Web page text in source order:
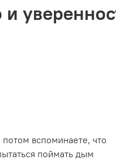
вспоминаете, что
поймать дым